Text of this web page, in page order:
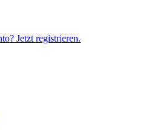
Jetzt registrieren.